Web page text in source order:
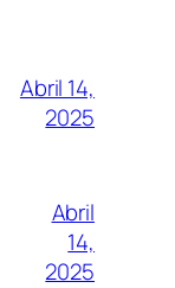
Abril 14,
2025
Abril
14,
2025